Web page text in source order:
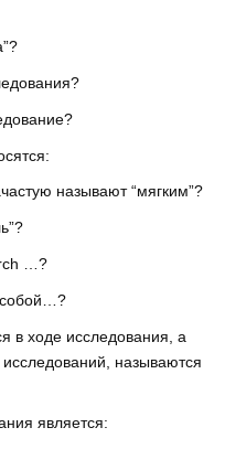
называют “мягким”?
…?
собой…?
в ходе исследования, а
называются
является: